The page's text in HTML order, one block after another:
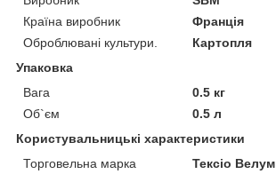
Країна виробник
Франція
Оброблювані культури.
Картопля
Упаковка
Вага
0.5 кг
Об`єм
0.5 л
Користувальницькі характеристики
Торговельна марка
Тексіо Велум